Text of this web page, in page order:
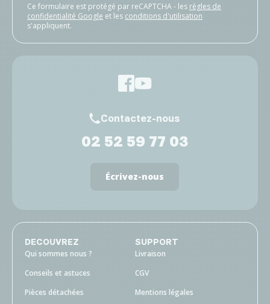
Ce formulaire est protégé par reCAPTCHA - les règles de
confidentialité Google et les conditions d'utilisation
s'appliquent.
Contactez-nous
02 52 59 77 03
Écrivez-nous
DECOUVREZ
Qui sommes nous ?
Conseils et astuces
Pièces détachées
SUPPORT
Livraison
CGV
Mentions légales